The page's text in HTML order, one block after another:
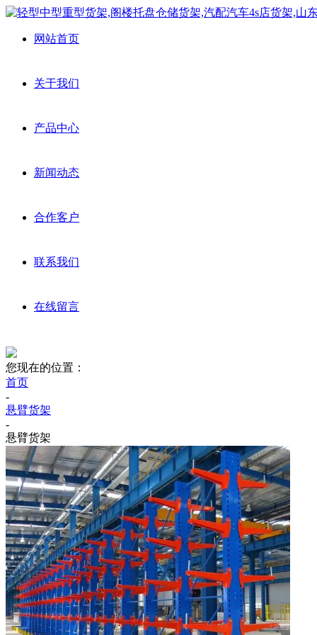
网站首页
关于我们
产品中心
新闻动态
合作客户
联系我们
在线留言
您现在的位置：
首页
-
悬臂货架
-
悬臂货架